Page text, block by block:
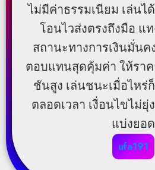
ไม่มีค่าธรรมเนียม เล่นไ
โอนไวส่งตรงถึงมือ แ
สถานะทางการเงินมั่นค
ตอบแทนสุดคุ้มค่า ให้รา
ชันสูง เล่นชนะเมื่อไหร่
ตลอดเวลา เงื่อนไขไม่ยุ่
แบ่งยอด
ufa191